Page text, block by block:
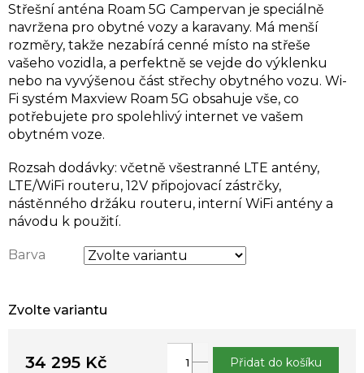
Zvolte variantu
Barva
Střešní anténa Roam 5G Campervan je speciálně
navržena pro obytné vozy a karavany. Má menší
rozměry, takže nezabírá cenné místo na střeše
vašeho vozidla, a perfektně se vejde do výklenku
nebo na vyvýšenou část střechy obytného vozu. Wi-
Fi systém Maxview Roam 5G obsahuje vše, co
potřebujete pro spolehlivý internet ve vašem
obytném voze.
Rozsah dodávky: včetně všestranné LTE antény,
LTE/WiFi routeru, 12V připojovací zástrčky,
nástěnného držáku routeru, interní WiFi antény a
návodu k použití.
34 295 Kč Přidat do košíku